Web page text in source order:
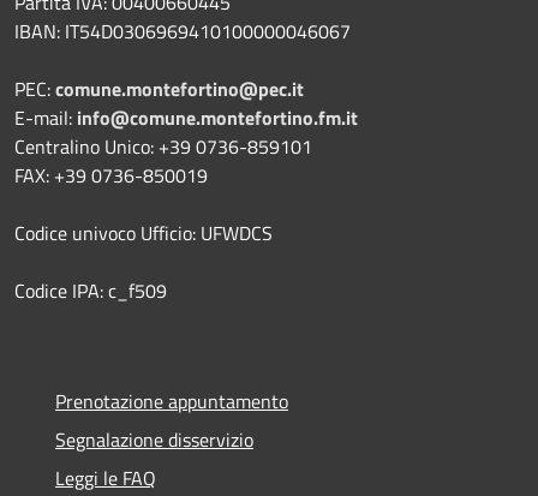
IBAN: IT54D0306969410100000046067
PEC:comune.montefortino@pec.it
E-mail: info@comune.montefortino.fm.it
Centralino Unico: +39 0736-859101
FAX: +39 0736-850019
Codice univoco Ufficio: UFWDCS
Codice IPA: c_f509
Prenotazione appuntamento
Segnalazione disservizio
Leggi le FAQ